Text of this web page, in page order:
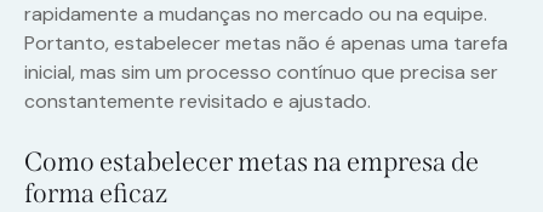
rapidamente a mudanças no mercado ou na equipe.
Portanto, estabelecer metas não é apenas uma tarefa
inicial, mas sim um processo contínuo que precisa ser
constantemente revisitado e ajustado.
Como estabelecer metas na empresa de
forma eficaz